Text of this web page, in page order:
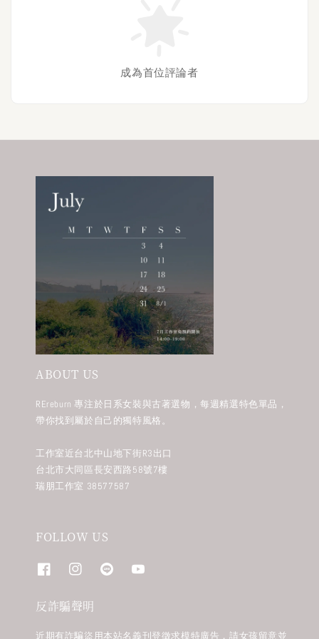
成為首位評論者
ABOUT US
REreburn 專注於日系女裝與古著選物，每週精選特色單品，
帶你找到屬於自己的獨特風格。
工作室近台北中山地下街R3出口
台北市大同區長安西路58號7樓
瑞朋工作室 38577587
FOLLOW US
反詐騙聲明
近期有詐騙盜用本站名義刊登徵求模特廣告，請女孩留意並